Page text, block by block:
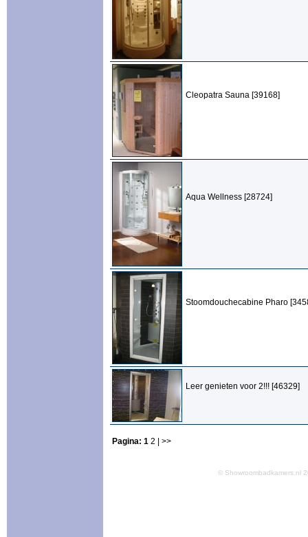
Cleopatra Sauna [39168]
Aqua Wellness [28724]
Stoomdouchecabine Pharo
Leer genieten voor 2!!! [46329]
Pagina: 1 2 | >>
©